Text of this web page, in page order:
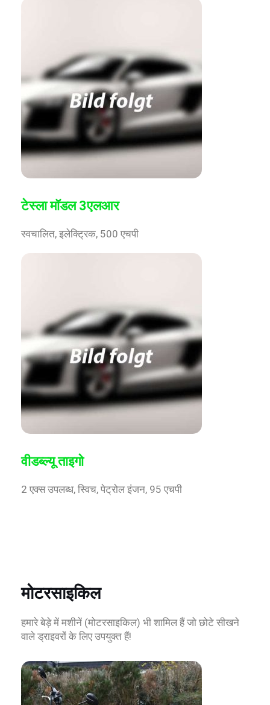
टेस्ला मॉडल 3एलआर
स्वचालित, इलेक्ट्रिक, 500 एचपी
वीडब्ल्यू ताइगो
2 एक्स उपलब्ध, स्विच, पेट्रोल इंजन, 95 एचपी
मोटरसाइकिल
हमारे बेड़े में मशीनें (मोटरसाइकिल) भी शामिल हैं जो छोटे सीखने
वाले ड्राइवरों के लिए उपयुक्त हैं!